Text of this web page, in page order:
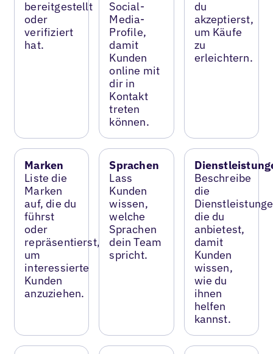
bereitgestellt
oder
verifiziert
hat.
Social-
Media-
Profile,
damit
Kunden
online mit
dir in
Kontakt
treten
können.
du
akzeptierst,
um Käufe
zu
erleichtern.
Marken
Liste die
Marken
auf, die du
führst
oder
repräsentierst,
um
interessierte
Kunden
anzuziehen.
Sprachen
Lass
Kunden
wissen,
welche
Sprachen
dein Team
spricht.
Beschreibe
die
die du
anbietest,
damit
Kunden
wissen,
wie du
ihnen
helfen
kannst.